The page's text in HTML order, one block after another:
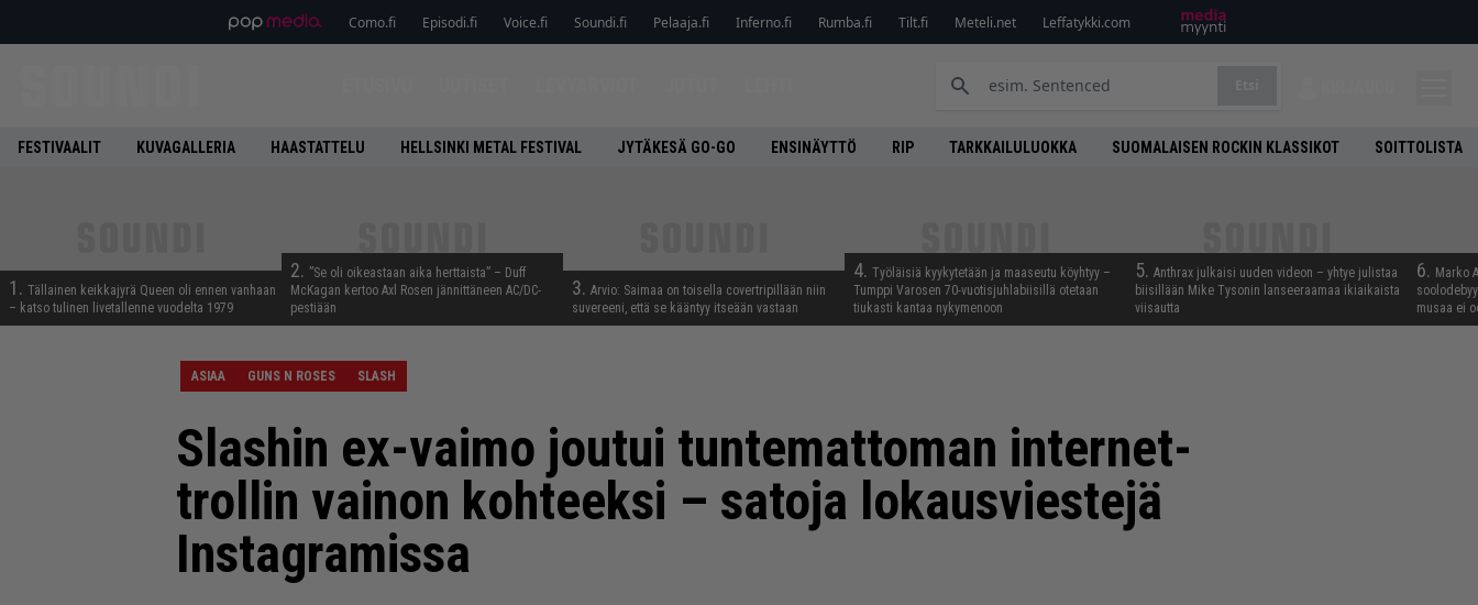
Como.fi Episodi.fi Voice.fi Soundi.fi Pelaaja.fi Inferno.fi Rumba.fi Tilt.fi Meteli.net Leffatykki.com
FESTIVAALIT KUVAGALLERIA HAASTATTELU HELLSINKI METAL FESTIVAL JYTÄKESÄ GO-GO ENSINÄYTTÖ RIP TARKKAILULUOKKA SUOMALAISEN ROCKIN KLASSIKOT SOITTOLISTA
1. Tällainen keikkajyrä Queen oli ennen vanhaan
– katso tulinen livetallenne vuodelta 1979
2. ”Se oli oikeastaan aika herttaista” – Duff
McKagan kertoo Axl Rosen jännittäneen AC/DC-
pestiään
3. Arvio: Saimaa on toisella covertripillään niin
suvereeni, että se kääntyy itseään vastaan
4. Työläisiä kyykytetään ja maaseutu köyhtyy –
Tumppi Varosen 70-vuotisjuhlabiisillä otetaan
tiukasti kantaa nykymenoon
5. Anthrax julkaisi uuden videon – yhtye julistaa
biisillään Mike Tysonin lanseeraamaa ikiaikaista
viisautta
6. Marko
musaa ei
ASIAA GUNS N ROSES SLASH
Slashin ex-vaimo joutui tuntemattoman internet-
trollin vainon kohteeksi – satoja lokausviestejä
Instagramissa